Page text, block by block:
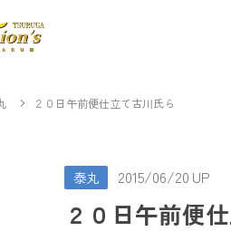
２０日午前便仕立て古川氏ら
泰丸 2015/06/20 UP
２０日午前便